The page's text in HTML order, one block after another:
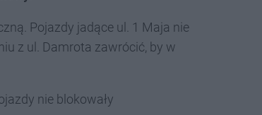
Pojazdy jadące ul. 1 Maja nie
z ul. Damrota zawrócić, by w
nie blokowały